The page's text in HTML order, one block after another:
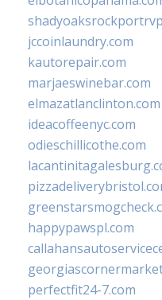
jccoinlaundry.com
kautorepair.com
marjaeswinebar.com
elmazatlanclinton.com
ideacoffeenyc.com
odieschillicothe.com
happypawspl.com
perfectfit24-7.com